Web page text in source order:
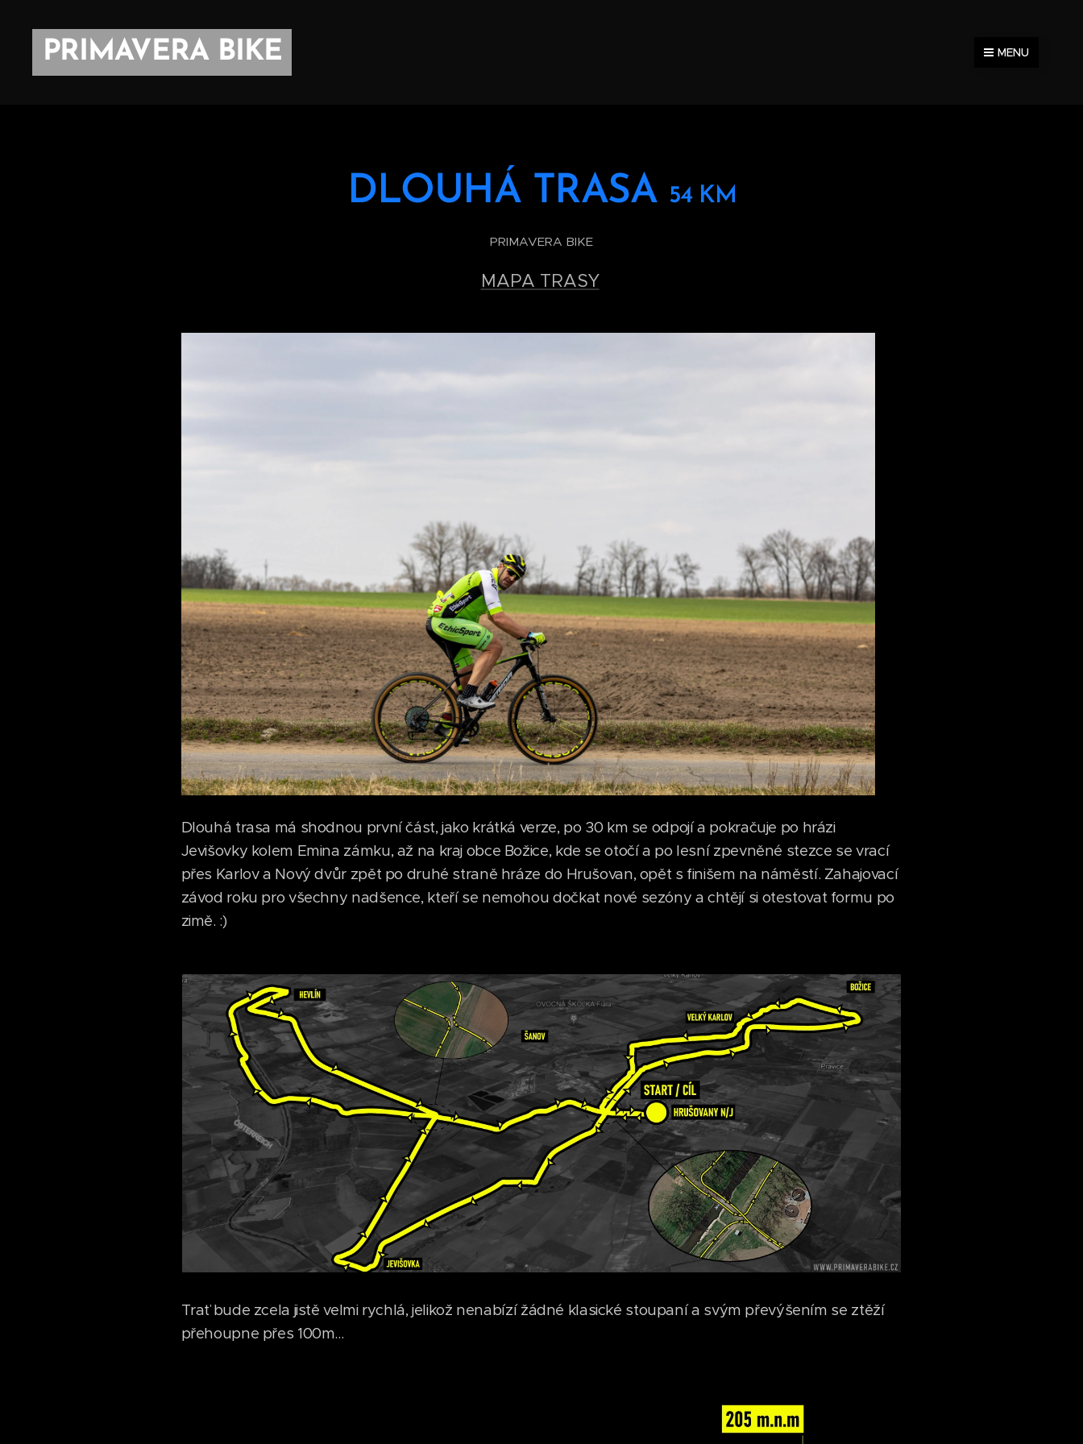
PRIMAVERA BIKE MENU
DLOUHÁ TRASA 54 KM
PRIMAVERA BIKE
MAPA TRASY
Dlouhá trasa má shodnou první část, jako krátká verze, po 30 km se odpojí a pokračuje po hrázi
Jevišovky kolem Emina zámku, až na kraj obce Božice, kde se otočí a po lesní zpevněné stezce se vrací
přes Karlov a Nový dvůr zpět po druhé straně hráze do Hrušovan, opět s finišem na náměstí. Zahajovací
závod roku pro všechny nadšence, kteří se nemohou dočkat nové sezóny a chtějí si otestovat formu po
zimě. :)
Trať bude zcela jistě velmi rychlá, jelikož nenabízí žádné klasické stoupaní a svým převýšením se ztěží
přehoupne přes 100m…